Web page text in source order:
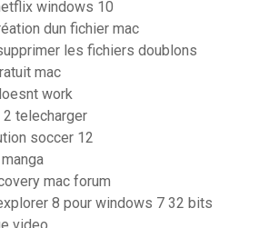
windows 10
dun fichier mac
les fichiers doublons
mac
work
2 telecharger
soccer 12
mac forum
8 pour windows 7 32 bits